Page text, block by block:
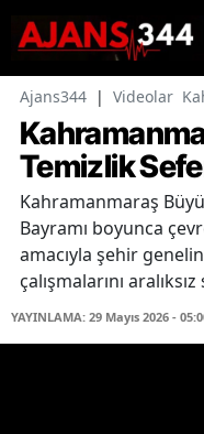
Ajans344 | Videolar
Temizlik
Kahramanmaraş
Bayramı boyunca
amacıyla şehir
çalışmalarını
YAYINLAMA: 29 Mayıs 2026 -